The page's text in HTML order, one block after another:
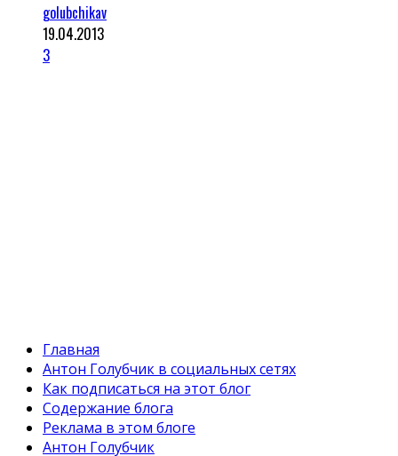
golubchikav
19.04.2013
3
Главная
Антон Голубчик в социальных сетях
Как подписаться на этот блог
Содержание блога
Реклама в этом блоге
Антон Голубчик